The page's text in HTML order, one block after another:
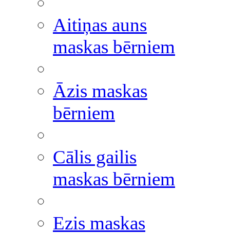
Aitiņas auns
maskas bērniem
Āzis maskas
bērniem
Cālis gailis
maskas bērniem
Ezis maskas